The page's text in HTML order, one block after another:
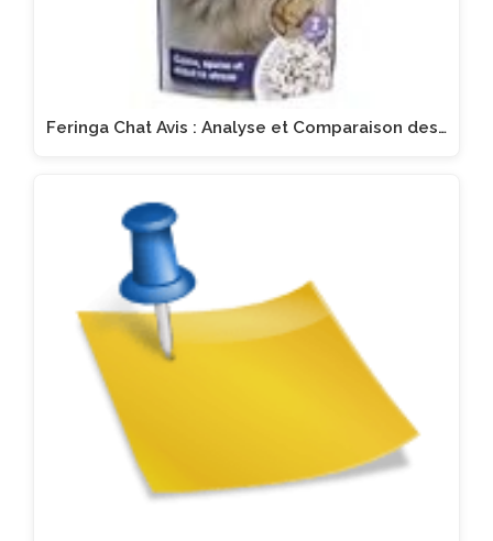
Feringa Chat Avis : Analyse et Comparaison des…